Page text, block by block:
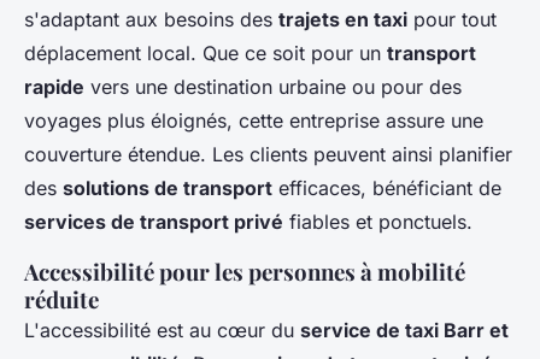
s'adaptant aux besoins des trajets en taxi pour tout
déplacement local. Que ce soit pour un transport
rapide vers une destination urbaine ou pour des
voyages plus éloignés, cette entreprise assure une
couverture étendue. Les clients peuvent ainsi planifier
des solutions de transport efficaces, bénéficiant de
services de transport privé fiables et ponctuels.
Accessibilité pour les personnes à mobilité
réduite
L'accessibilité est au cœur du service de taxi Barr et